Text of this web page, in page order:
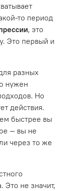
то период
, это
Это первый и
разных
нужен
Но
действия.
быстрее вы
— вы не
через то же
Это не значит,